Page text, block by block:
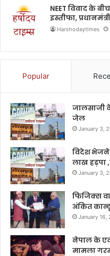
NEET विवाद के बीच
इस्तीफा,
Harshodaytimes
Popular
जालसाजी
जेल
January 3,
विदेश भेजने
लाख हड़पा
January 3,
फिजिक्स
अंकित
January 16,
नेपाल के
मामला